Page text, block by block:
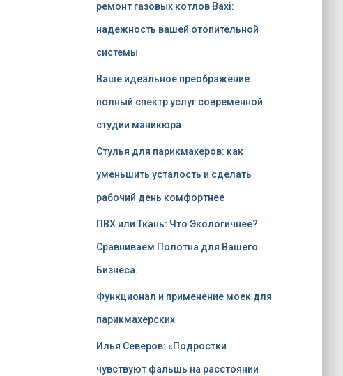
ремонт газовых котлов Baxi:
надежность вашей отопительной
системы
Ваше идеальное преображение:
полный спектр услуг современной
студии маникюра
Стулья для парикмахеров: как
уменьшить усталость и сделать
рабочий день комфортнее
ПВХ или Ткань: Что Экологичнее?
Сравниваем Полотна для Вашего
Бизнеса.
Функционал и применение моек для
парикмахерских
Илья Северов: «Подростки
чувствуют фальшь на расстоянии